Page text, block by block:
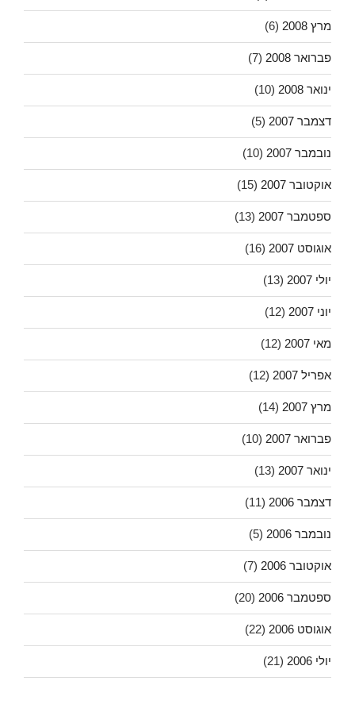
מרץ 2008 (6)
פברואר 2008 (7)
ינואר 2008 (10)
דצמבר 2007 (5)
נובמבר 2007 (10)
אוקטובר 2007 (15)
ספטמבר 2007 (13)
אוגוסט 2007 (16)
יולי 2007 (13)
יוני 2007 (12)
מאי 2007 (12)
אפריל 2007 (12)
מרץ 2007 (14)
פברואר 2007 (10)
ינואר 2007 (13)
דצמבר 2006 (11)
נובמבר 2006 (5)
אוקטובר 2006 (7)
ספטמבר 2006 (20)
אוגוסט 2006 (22)
יולי 2006 (21)